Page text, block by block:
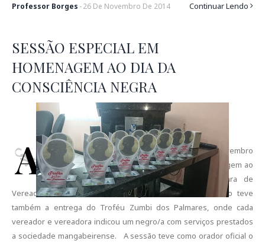
Professor Borges -26 De Novembro De 2014 Continuar Lendo
SESSÃO ESPECIAL EM
HOMENAGEM AO DIA DA
CONSCIÊNCIA NEGRA
A
conteceu nessa última quinta-feira dia 20 de novembro
de 2014, a primeira sessão especial em homenagem ao
Dia Nacional da Consciência Negra na Câmara de
Vereadores de Governador Mangabeira, além da sessão teve
também a entrega do Troféu Zumbi dos Palmares, onde cada
vereador e vereadora indicou um negro/a com serviços prestados
a sociedade mangabeirense. A sessão teve como orador oficial o